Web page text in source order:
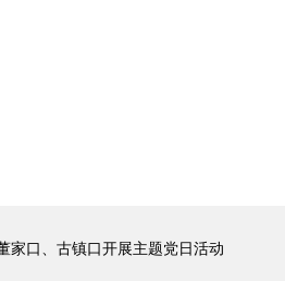
岛海王纸
2023
家口、古镇口开展主题党日活动